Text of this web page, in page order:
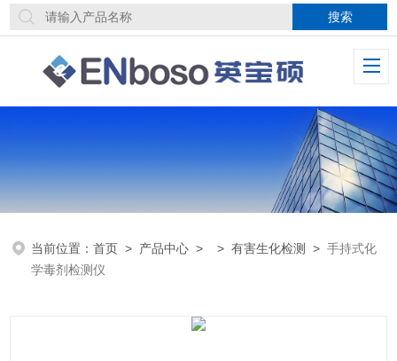
当前位置：首页 > 产品中心 > >有害生化检测 >手持式化
学毒剂检测仪